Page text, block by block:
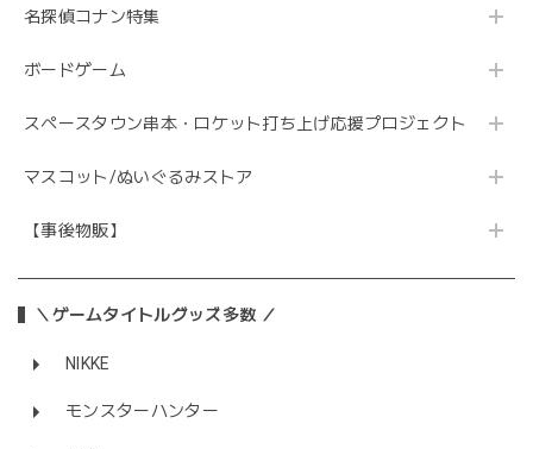
名探偵コナン特集
ボードゲーム
スペースタウン串本・ロケット打ち上げ応援プロジェクト
マスコット/ぬいぐるみストア
【事後物販】
＼ゲームタイトルグッズ多数 ／
NIKKE
モンスターハンター